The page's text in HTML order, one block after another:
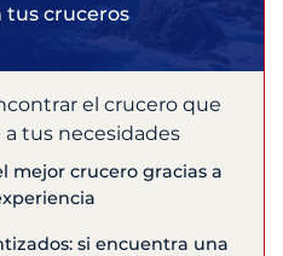
tus cruceros
el crucero que
tus necesidades
mejor crucero gracias a
si encuentra una